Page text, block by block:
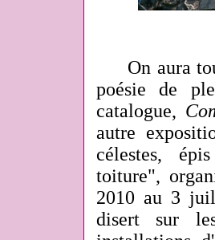
On aura
poésie de
catalogue,
autre
célestes,
toiture",
2010 au 3
disert sur